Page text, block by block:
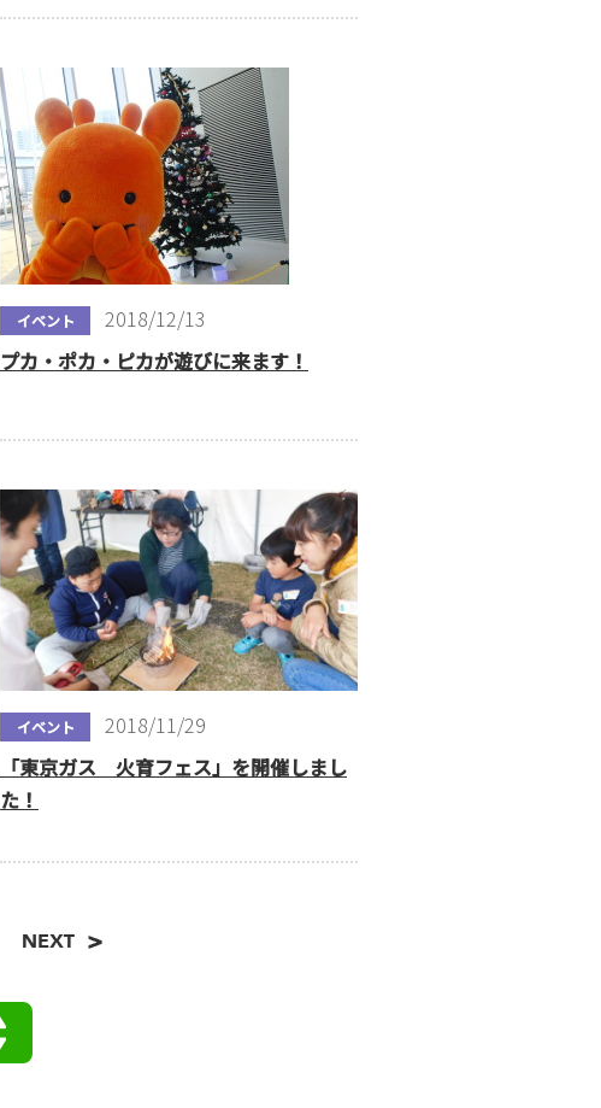
イベント
2018/12/13
プカ・ポカ・ピカが遊びに来ます！
イベント
2018/11/29
「東京ガス 火育フェス」を開催しまし
た！